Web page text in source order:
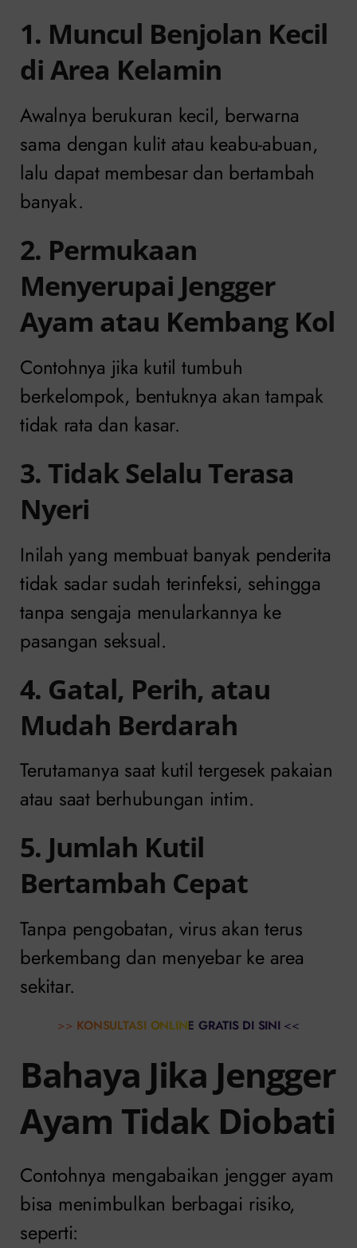
1. Muncul Benjolan Kecil
di Area Kelamin
Awalnya berukuran kecil, berwarna
sama dengan kulit atau keabu-abuan,
lalu dapat membesar dan bertambah
banyak.
2. Permukaan
Menyerupai Jengger
Ayam atau Kembang Kol
Contohnya jika kutil tumbuh
berkelompok, bentuknya akan tampak
tidak rata dan kasar.
3. Tidak Selalu Terasa
Nyeri
Inilah yang membuat banyak penderita
tidak sadar sudah terinfeksi, sehingga
tanpa sengaja menularkannya ke
pasangan seksual.
4. Gatal, Perih, atau
Mudah Berdarah
Terutamanya saat kutil tergesek pakaian
atau saat berhubungan intim.
5. Jumlah Kutil
Bertambah Cepat
Tanpa pengobatan, virus akan terus
berkembang dan menyebar ke area
sekitar.
>> KONSULTASI ONLINE GRATIS DI SINI <<
Bahaya Jika Jengger
Ayam Tidak Diobati
Contohnya mengabaikan jengger ayam
bisa menimbulkan berbagai risiko,
seperti: